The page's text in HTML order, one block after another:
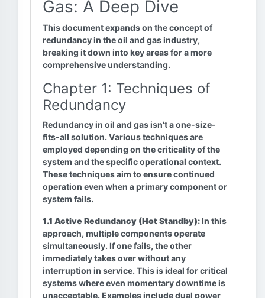
Gas: A Deep Dive
This document expands on the concept of
redundancy in the oil and gas industry,
breaking it down into key areas for a more
comprehensive understanding.
Chapter 1: Techniques of
Redundancy
Redundancy in oil and gas isn't a one-size-
fits-all solution. Various techniques are
employed depending on the criticality of the
system and the specific operational context.
These techniques aim to ensure continued
operation even when a primary component or
system fails.
1.1 Active Redundancy (Hot Standby): In this
approach, multiple components operate
simultaneously. If one fails, the other
immediately takes over without any
interruption in service. This is ideal for critical
systems where even momentary downtime is
unacceptable. Examples include dual power